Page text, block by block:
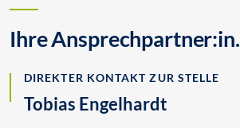
Ihre Ansprechpartner:in.
DIREKTER KONTAKT ZUR STELLE
Tobias Engelhardt